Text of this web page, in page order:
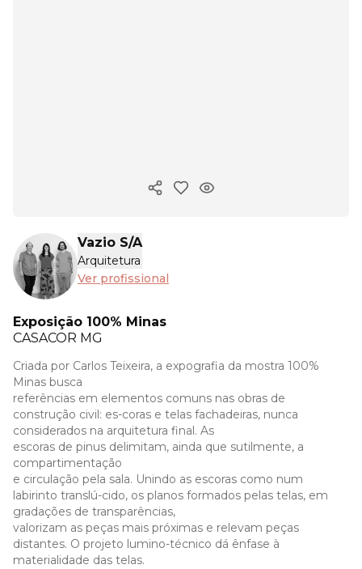
Copiar link
Vazio S/A
Arquitetura
Ver profissional
Exposição 100% Minas
CASACOR MG
Criada por Carlos Teixeira, a expografia da mostra 100%
Minas busca
referências em elementos comuns nas obras de
construção civil: es-coras e telas fachadeiras, nunca
considerados na arquitetura final. As
escoras de pinus delimitam, ainda que sutilmente, a
compartimentação
e circulação pela sala. Unindo as escoras como num
labirinto translú-cido, os planos formados pelas telas, em
gradações de transparências,
valorizam as peças mais próximas e relevam peças
distantes. O projeto lumino-técnico dá ênfase à
materialidade das telas.